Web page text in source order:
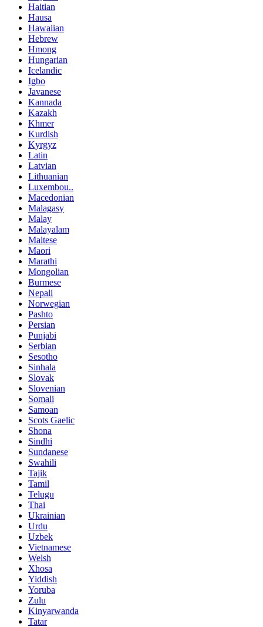
Haitian
Hausa
Hawaiian
Hebrew
Hmong
Hungarian
Icelandic
Igbo
Javanese
Kannada
Kazakh
Khmer
Kurdish
Kyrgyz
Latin
Latvian
Lithuanian
Luxembou..
Macedonian
Malagasy
Malay
Malayalam
Maltese
Maori
Marathi
Mongolian
Burmese
Nepali
Norwegian
Pashto
Persian
Punjabi
Serbian
Sesotho
Sinhala
Slovak
Slovenian
Somali
Samoan
Scots Gaelic
Shona
Sindhi
Sundanese
Swahili
Tajik
Tamil
Telugu
Thai
Ukrainian
Urdu
Uzbek
Vietnamese
Welsh
Xhosa
Yiddish
Yoruba
Zulu
Kinyarwanda
Tatar